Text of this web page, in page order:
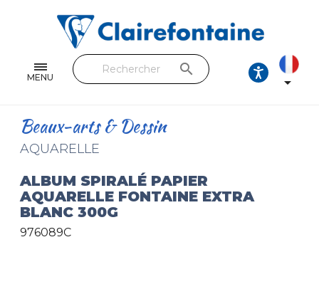
MENU
Feuilles & Copies
Beaux-arts & Dessin
Loisirs créatifs
Papiers cadeaux et emballages
Cuir & trousses
RETROUVEZ NOS COLLECTIONS
search

Beaux-arts & Dessin
AQUARELLE
ALBUM SPIRALÉ PAPIER
AQUARELLE FONTAINE EXTRA
BLANC 300G
976089C